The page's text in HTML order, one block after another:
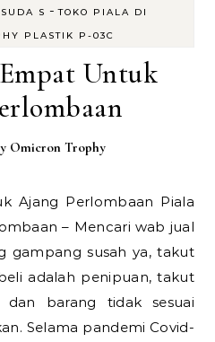
S -TOKO PIALA DI
PLASTIK P-03C
Untuk
Omicron Trophy
– Mencari wab jual
gampang susah ya, takut
adalah penipuan, takut
barang tidak sesuai
Selama pandemi Covid-